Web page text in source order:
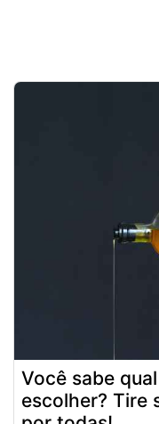
Você sabe
escolher? Tire